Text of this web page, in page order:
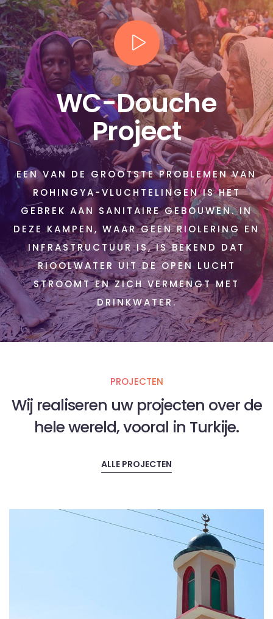
WC-Douche
Project
EEN VAN DE GROOTSTE PROBLEMEN VAN
ROHINGYA-VLUCHTELINGEN IS HET
GEBREK AAN SANITAIRE GEBOUWEN. IN
DEZE KAMPEN, WAAR GEEN RIOLERING EN
INFRASTRUCTUUR IS, IS BEKEND DAT
RIOOLWATER UIT DE OPEN LUCHT
STROOMT EN ZICH VERMENGT MET
DRINKWATER.
PROJECTEN
Wij realiseren uw projecten over de
hele wereld, vooral in Turkije.
ALLE PROJECTEN